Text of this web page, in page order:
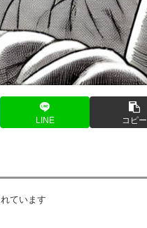
LINE コピー
ています